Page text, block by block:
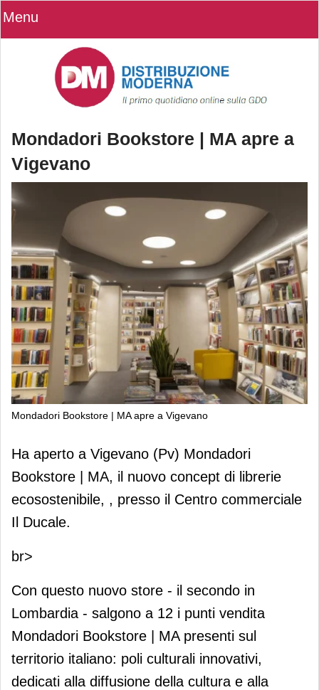
Menu
Mondadori Bookstore | MA apre a
Vigevano
Mondadori Bookstore | MA apre a Vigevano
Mondadori Bookstore | MA apre a
Vigevano
Ha aperto a Vigevano (Pv) Mondadori
Bookstore | MA, il nuovo concept di librerie
ecosostenibile, , presso il Centro commerciale
Il Ducale.
br>
Con questo nuovo store - il secondo in
Lombardia - salgono a 12 i punti vendita
Mondadori Bookstore | MA presenti sul
territorio italiano: poli culturali innovativi,
dedicati alla diffusione della cultura e alla